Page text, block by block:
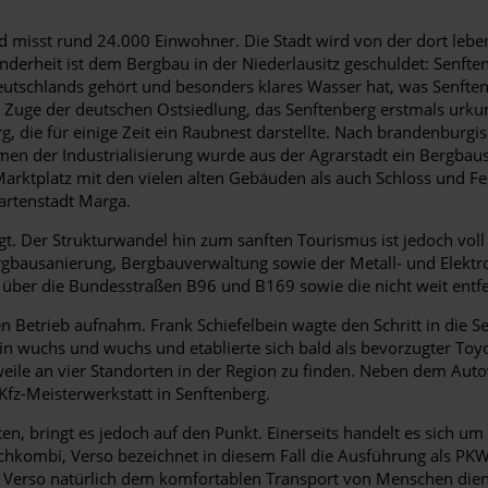
rund 24.000 Einwohner. Die Stadt wird von der dort
ist dem Bergbau in der Niederlausitz geschuldet:
gehört und besonders klares Wasser hat, was
der deutschen Ostsiedlung, das Senftenberg erstmals
die für einige Zeit ein Raubnest darstellte. Nach
der Industrialisierung wurde aus der Agrarstadt ein
mit den vielen alten Gebäuden als auch Schloss und
Marga.
Der Strukturwandel hin zum sanften Tourismus ist jedoch
Bergbauverwaltung sowie der Metall- und
die Bundesstraßen B96 und B169 sowie die nicht weit
Betrieb aufnahm. Frank Schiefelbein wagte den Schritt in die
wuchs und wuchs und etablierte sich bald als bevorzugter
an vier Standorten in der Region zu finden. Neben dem
Meisterwerkstatt in Senftenberg.
bringt es jedoch auf den Punkt. Einerseits handelt es sich
Verso bezeichnet in diesem Fall die Ausführung als
natürlich dem komfortablen Transport von Menschen